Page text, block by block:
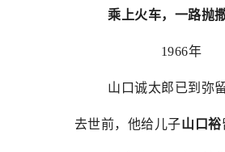
乘上火车，一路
1966年
山口诚太郎已到弥
去世前，他给儿子山口裕